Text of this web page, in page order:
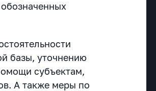
базы, уточнению
субъектам,
А также меры по